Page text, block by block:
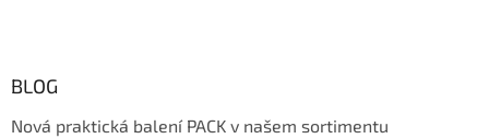
BLOG
Nová praktická balení PACK v našem sortimentu